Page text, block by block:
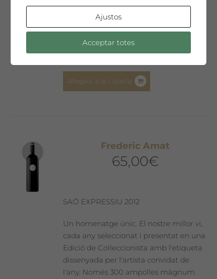
Edició de Col·leccionista amb l'etiqueta
dissenyada per l'artista convidat de
l'any. Només 300 ampolles màgnum.
Un vi especial, sorprenent, molt
complex i elegant que t'emocionarà ...
Afegeix a la cistella
Frederic Amat
65,00€
SAÓ EXPRESSIU 2012
Un homenatge únic. El nostre millor vi,
cada any seleccionat i presentat en una
Edició de Col·leccionista amb l'etiqueta
dissenyada per l'artista convidat de
l'any. Només 300 ampolles màgnum.
Ajustos
Acceptar totes